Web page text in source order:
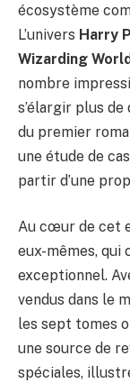
écosystème
L’univers Harry
Wizarding World
nombre
s’élargir plus
du premier
une étude de
partir d’une
Au cœur de cet
eux-mêmes, qui
exceptionnel.
vendus dans le
les sept tomes
une source de
spéciales,